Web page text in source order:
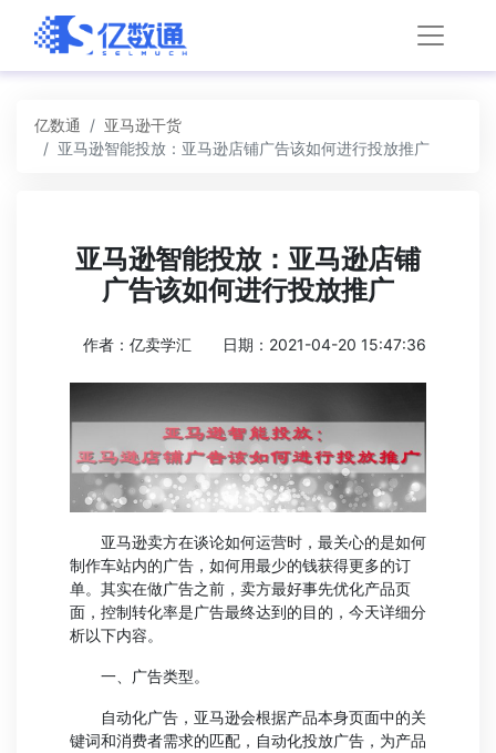
亿数通
亚马逊干货
亚马逊智能投放：亚马逊店铺广告该如何进行投放推广
亚马逊智能投放：亚马逊店铺
广告该如何进行投放推广
作者：亿卖学汇 日期：2021-04-20 15:47:36
亚马逊卖方在谈论如何运营时，最关心的是如何
制作车站内的广告，如何用最少的钱获得更多的订
单。其实在做广告之前，卖方最好事先优化产品页
面，控制转化率是广告最终达到的目的，今天详细分
析以下内容。
一、广告类型。
自动化广告，亚马逊会根据产品本身页面中的关
键词和消费者需求的匹配，自动化投放广告，为产品